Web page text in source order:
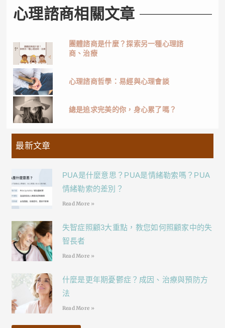
心理諮商相關文章
團體諮商是什麼？探索另一種心理諮
商、治療
心理諮商哲學：易經與心理會談
總是追求完美的你，身心累了嗎？
最新文章
PUA是什麼意思？PUA是情緒勒索嗎？PUA
情緒勒索的差別？
Read More »
失智症照顧3大重點，教您如何照顧家中的失
智長者
Read More »
什麼是更年期憂鬱症？成因、治療與預防方
法
Read More »